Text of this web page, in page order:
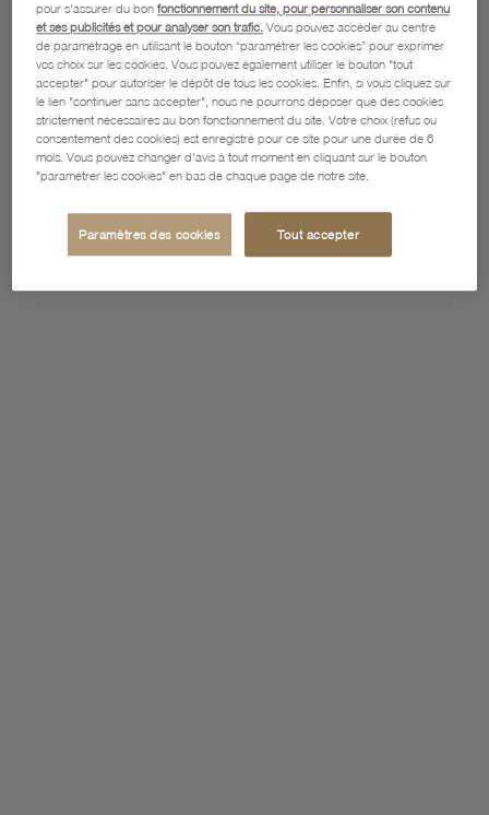
pour s'assurer du bonfonctionnement du site, pour personnaliser son contenu
et ses publicités et pour analyser son trafic. Vous pouvez accéder au centre
de paramétrage en utilisant le bouton “paramétrer les cookies” pour exprimer
vos choix sur les cookies. Vous pouvez également utiliser le bouton "tout
accepter" pour autoriser le dépôt de tous les cookies. Enfin, si vous cliquez sur
le lien "continuer sans accepter", nous ne pourrons déposer que des cookies
strictement nécessaires au bon fonctionnement du site. Votre choix (refus ou
consentement des cookies) est enregistré pour ce site pour une durée de 6
mois. Vous pouvez changer d'avis à tout moment en cliquant sur le bouton
"paramétrer les cookies" en bas de chaque page de notre site.
Paramètres des cookies Tout accepter